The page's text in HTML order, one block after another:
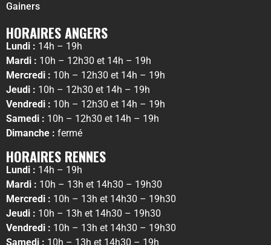
Gainers
HORAIRES ANGERS
Lundi : 14h – 19h
Mardi : 10h – 12h30 et 14h – 19h
Mercredi : 10h – 12h30 et 14h – 19h
Jeudi : 10h – 12h30 et 14h – 19h
Vendredi : 10h – 12h30 et 14h – 19h
Samedi : 10h – 12h30 et 14h – 19h
Dimanche : fermé
HORAIRES RENNES
Lundi : 14h – 19h
Mardi : 10h – 13h et 14h30 – 19h30
Mercredi : 10h – 13h et 14h30 – 19h30
Jeudi : 10h – 13h et 14h30 – 19h30
Vendredi : 10h – 13h et 14h30 – 19h30
Samedi : 10h – 13h et 14h30 – 19h